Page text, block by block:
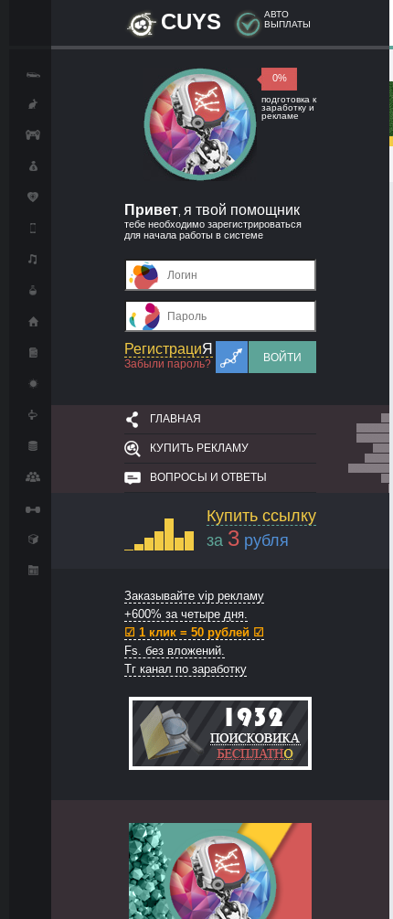
CUYS
АВТО
ВЫПЛАТЫ
0%
подготовка к
заработку и
рекламе
Привет я твой помощник
тебе необходимо зарегистрироваться
для начала работы в системе
РегистрациЯ
Забыли пароль?
ВОЙТИ
ГЛАВНАЯ
КУПИТЬ РЕКЛАМУ
ВОПРОСЫ И ОТВЕТЫ
Купить ссылку
за 3 рубля
Заказывайте vip рекламу
+600% за четыре дня.
☑ 1 клик = 50 рублей ☑
Fs. без вложений.
Тг канал по заработку